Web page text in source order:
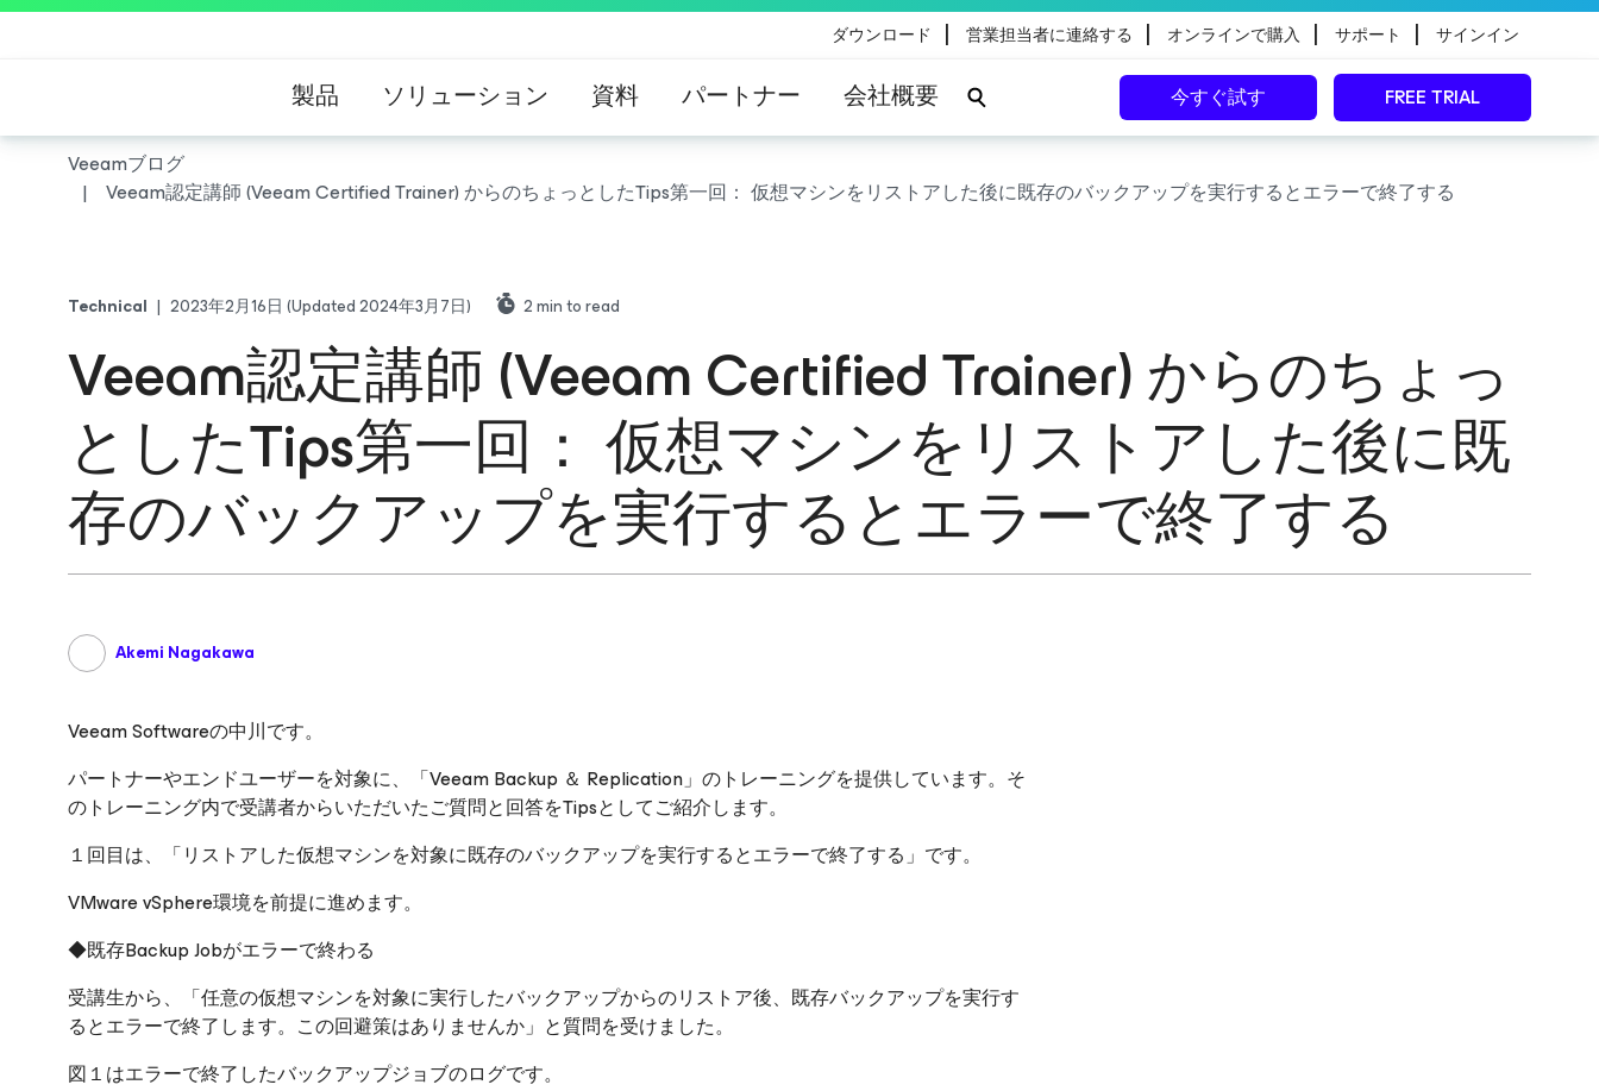
ダウンロード | 営業担当者に連絡する | オンラインで購入 | サポート | サインイン
製品 ソリューション 資料 パートナー 会社概要 今すぐ試す FREE TRIAL
Veeamブログ
Veeam認定講師 (Veeam Certified Trainer) からのちょっとしたTips第一回： 仮想マシンをリストアした後に既存のバックアップを実行するとエラーで終了する
Technical | 2023年2月16日 (Updated 2024年3月7日) 2min to read
Veeam認定講師 (Veeam Certified Trainer) からのちょっ
としたTips第一回： 仮想マシンをリストアした後に既
存のバックアップを実行するとエラーで終了する
Akemi Nagakawa
Veeam Softwareの中川です。
パートナーやエンドユーザーを対象に、「Veeam Backup ＆ Replication」のトレーニングを提供しています。そ
のトレーニング内で受講者からいただいたご質問と回答をTipsとしてご紹介します。
１回目は、「リストアした仮想マシンを対象に既存のバックアップを実行するとエラーで終了する」です。
VMware vSphere環境を前提に進めます。
◆既存Backup Jobがエラーで終わる
受講生から、「任意の仮想マシンを対象に実行したバックアップからのリストア後、既存バックアップを実行す
るとエラーで終了します。この回避策はありませんか」と質問を受けました。
図１はエラーで終了したバックアップジョブのログです。